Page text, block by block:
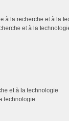
et à la
technologie